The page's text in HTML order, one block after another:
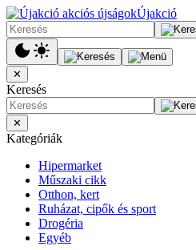
Újakció
✕
Keresés
✕
Kategóriák
Hipermarket
Műszaki cikk
Otthon, kert
Ruházat, cipők és sport
Drogéria
Egyéb